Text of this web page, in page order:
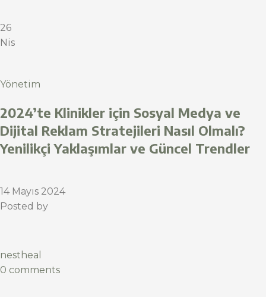
26
Nis
Yönetim
2024’te Klinikler için Sosyal Medya ve
Dijital Reklam Stratejileri Nasıl Olmalı?
Yenilikçi Yaklaşımlar ve Güncel Trendler
14 Mayıs 2024
Posted by
nestheal
0 comments